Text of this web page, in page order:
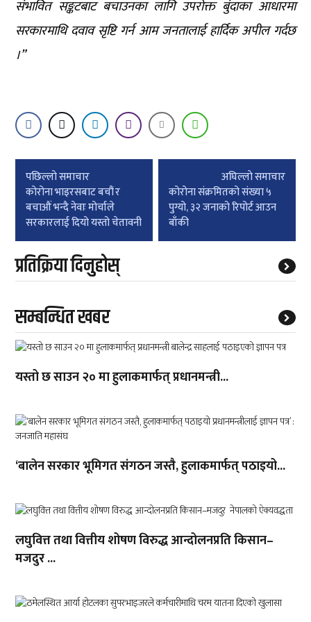
संभावित सङ्कटबाट बचाउनका लागि उपरोक्त बुंदाका आधारमा
सरकारमाथि दवाव सृष्टि गर्न आम जनतालाई हार्दिक अपील गर्दछ
।”
Post
navigation
पछिल्लाे समाचार
कोरोना भाइरसबाट बचौं र
बचाऔं भन्दै नेवाः मोर्चाले
सरकारलाई दियो यस्तो चेतावनी
अघिल्लाे समाचार
कोरोना संक्रमितको संख्या ५
पुग्यो, ३२ जनाको रिपोर्ट आउन
बाँकी
प्रतिक्रिया दिनुहोस्
सम्बन्धित खबर
यस्तो छ साउन २० मा हुलाकमार्फत् प्रधानमन्त्री...
‘बालेन सरकार भूमिगत संगठन जस्तै, हुलाकमार्फत् पठाइयो...
लघुवित्त तथा वित्तीय शोषण विरुद्ध आन्दोलनप्रति किसान–
मजदुर ...